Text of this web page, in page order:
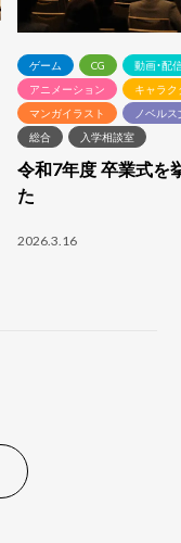
ゲーム CG
動画・配
アニメーション
キャラ
マンガイラスト
ノベル
総合
入学相談室
令和7年度 卒業式を
た
2026.3.16